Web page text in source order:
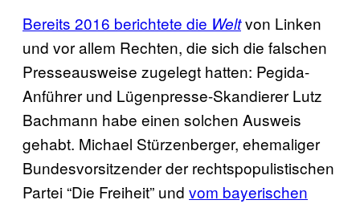
Bereits 2016 berichtete die Weltvon Linken
und vor allem Rechten, die sich die falschen
Presseausweise zugelegt hatten: Pegida-
Anführer und Lügenpresse-Skandierer Lutz
Bachmann habe einen solchen Ausweis
gehabt. Michael Stürzenberger, ehemaliger
Bundesvorsitzender der rechtspopulistischen
Partei “Die Freiheit” und vom bayerischen